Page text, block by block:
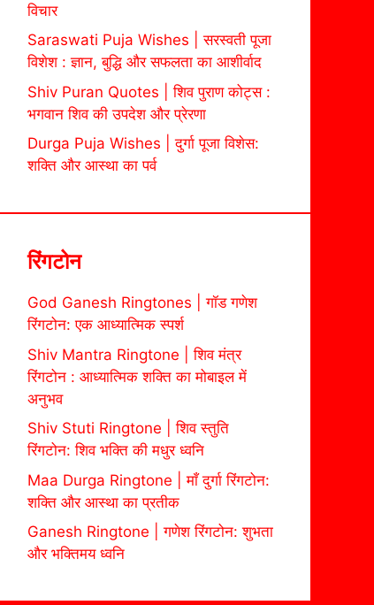
विचार
Saraswati Puja Wishes | सरस्वती पूजा
विशेश : ज्ञान, बुद्धि और सफलता का आशीर्वाद
Shiv Puran Quotes | शिव पुराण कोट्स :
भगवान शिव की उपदेश और प्रेरणा
Durga Puja Wishes | दुर्गा पूजा विशेस:
शक्ति और आस्था का पर्व
रिंगटोन
God Ganesh Ringtones | गॉड गणेश
रिंगटोन: एक आध्यात्मिक स्पर्श
Shiv Mantra Ringtone | शिव मंत्र
रिंगटोन : आध्यात्मिक शक्ति का मोबाइल में
अनुभव
Shiv Stuti Ringtone | शिव स्तुति
रिंगटोन: शिव भक्ति की मधुर ध्वनि
Maa Durga Ringtone | माँ दुर्गा रिंगटोन:
शक्ति और आस्था का प्रतीक
Ganesh Ringtone | गणेश रिंगटोन: शुभता
और भक्तिमय ध्वनि